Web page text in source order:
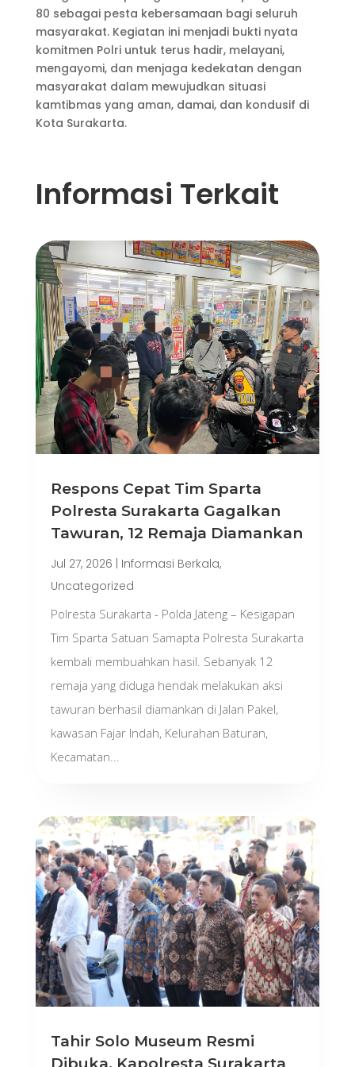
80 sebagai pesta kebersamaan bagi seluruh
masyarakat. Kegiatan ini menjadi bukti nyata
komitmen Polri untuk terus hadir, melayani,
mengayomi, dan menjaga kedekatan dengan
masyarakat dalam mewujudkan situasi
kamtibmas yang aman, damai, dan kondusif di
Kota Surakarta.
Informasi Terkait
Respons Cepat Tim Sparta
Polresta Surakarta Gagalkan
Tawuran, 12 Remaja Diamankan
Jul 27, 2026 Informasi Berkala,
Uncategorized
Polresta Surakarta - Polda Jateng – Kesigapan
Tim Sparta Satuan Samapta Polresta Surakarta
kembali membuahkan hasil. Sebanyak 12
remaja yang diduga hendak melakukan aksi
tawuran berhasil diamankan di Jalan Pakel,
kawasan Fajar Indah, Kelurahan Baturan,
Kecamatan...
Tahir Solo Museum Resmi
Dibuka, Kapolresta Surakarta